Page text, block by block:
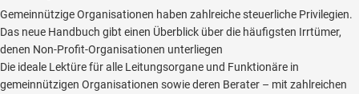
Gemeinnützige Organisationen haben zahlreiche steuerliche Privilegien.
Das neue Handbuch gibt einen Überblick über die häufigsten Irrtümer,
denen Non-Profit-Organisationen unterliegen
Die ideale Lektüre für alle Leitungsorgane und Funktionäre in
gemeinnützigen Organisationen sowie deren Berater – mit zahlreichen